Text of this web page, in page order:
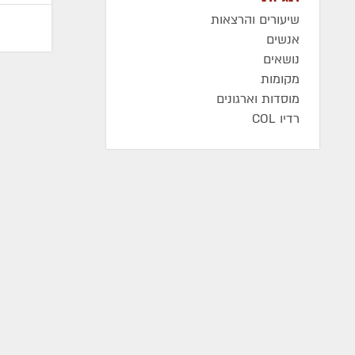
שיעורים והרצאות
אנשים
נושאים
מקומות
מוסדות וארגונים
רדיו COL